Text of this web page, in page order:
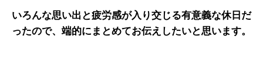
いろんな思い出と疲労感が入り交じる有意義な休日だ
ったので、端的にまとめてお伝えしたいと思います。